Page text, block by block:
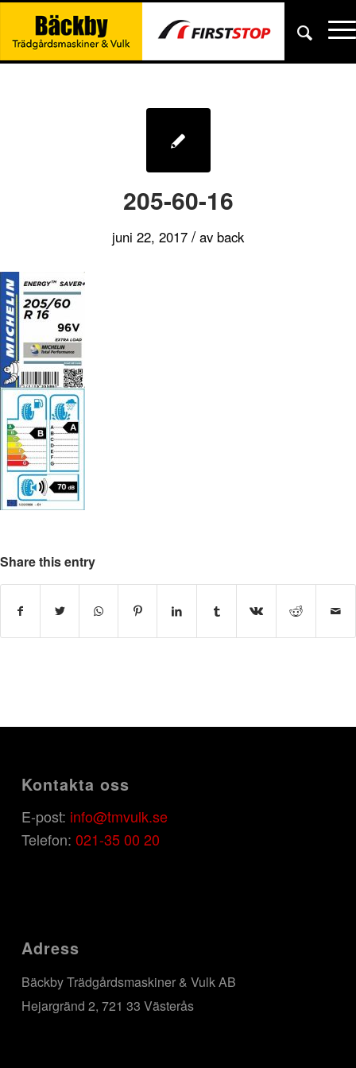
205-60-16
juni 22, 2017 / av back
Share this entry
Kontakta oss
E-post: info@tmvulk.se
Telefon: 021-35 00 20
Adress
Bäckby Trädgårdsmaskiner & Vulk AB
Hejargränd 2, 721 33 Västerås